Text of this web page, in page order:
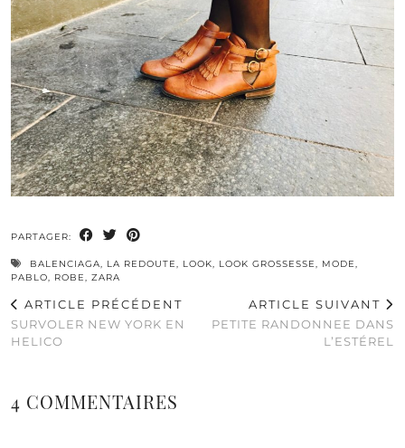
PARTAGER:
BALENCIAGA, LA REDOUTE, LOOK, LOOK GROSSESSE, MODE,
PABLO, ROBE, ZARA
ARTICLE PRÉCÉDENT
SURVOLER NEW YORK EN
HELICO
ARTICLE SUIVANT
PETITE RANDONNEE DANS
L’ESTÉREL
4 COMMENTAIRES